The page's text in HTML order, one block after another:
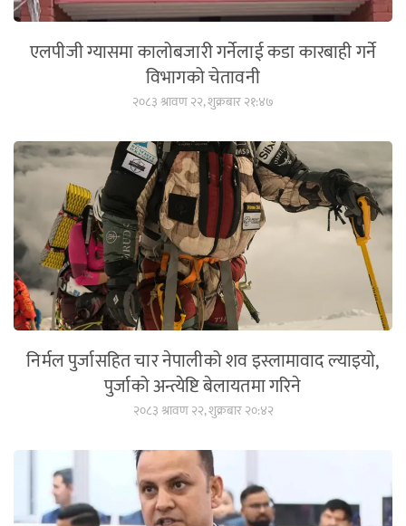
एलपीजी ग्यासमा कालोबजारी गर्नेलाई कडा कारबाही गर्ने
विभागको चेतावनी
२०८३ श्रावण २२, शुक्रबार २१:४७
निर्मल पुर्जासहित चार नेपालीको शव इस्लामावाद ल्याइयो,
पुर्जाको अन्त्येष्टि बेलायतमा गरिने
२०८३ श्रावण २२, शुक्रबार २०:४२